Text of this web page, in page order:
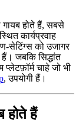
गायब होते हैं, सबसे
कार्यप्रवाह
को उजागर
जबकि सिद्धांत
चाहे जो भी
, उपयोगी हैं।
होते हैं